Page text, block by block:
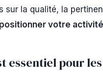
sur la qualité, la
votre
essentiel pour